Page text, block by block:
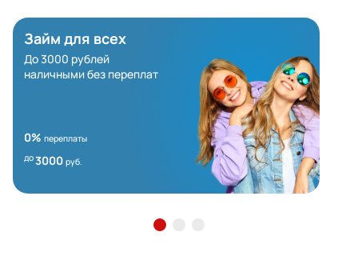
Займ для всех
До 3000 рублей
наличными без переплат
0% переплаты
до3000 руб.